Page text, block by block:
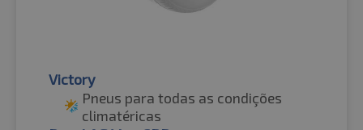
Victory
Pneus para todas as condições
climatéricas